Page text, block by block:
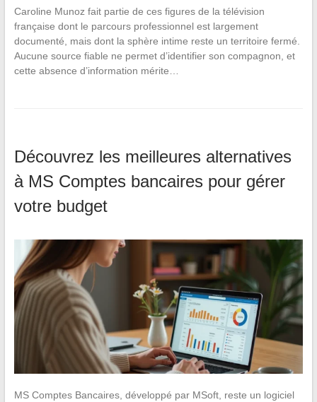
Caroline Munoz fait partie de ces figures de la télévision
française dont le parcours professionnel est largement
documenté, mais dont la sphère intime reste un territoire fermé.
Aucune source fiable ne permet d’identifier son compagnon, et
cette absence d’information mérite…
Découvrez les meilleures alternatives
à MS Comptes bancaires pour gérer
votre budget
MS Comptes Bancaires, développé par MSoft, reste un logiciel